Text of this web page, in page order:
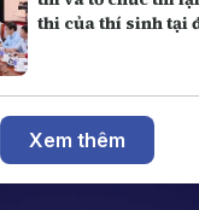
thi của thí sinh tại
Xem thêm